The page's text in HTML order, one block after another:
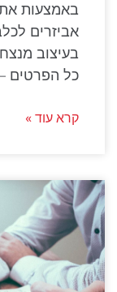
באמצעות
אביזרים
בעיצוב מנצח
כל הפרטים –
קרא עוד »